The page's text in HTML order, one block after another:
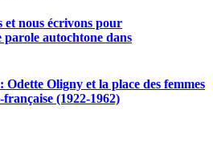
et nous écrivons pour
parole autochtone dans
Odette Oligny et la place des femmes
(1922-1962)